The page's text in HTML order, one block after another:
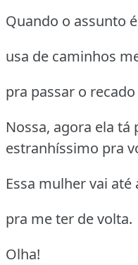
Quando o assunto
usa de caminhos
pra passar o
Nossa, agora ela
estranhíssimo pra
Essa mulher vai
pra me ter de volta.
Olha!